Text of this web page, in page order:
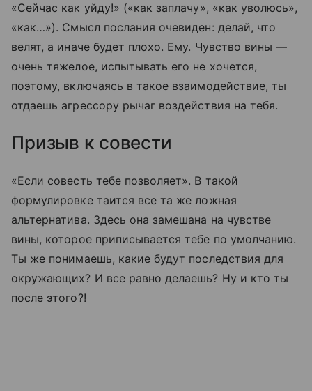
«Сейчас как уйду!» («как заплачу», «как уволюсь»,
«как…»). Смысл послания очевиден: делай, что
велят, а иначе будет плохо. Ему. Чувство вины —
очень тяжелое, испытывать его не хочется,
поэтому, включаясь в такое взаимодействие, ты
отдаешь агрессору рычаг воздействия на тебя.
Призыв к совести
«Если совесть тебе позволяет». В такой
формулировке таится все та же ложная
альтернатива. Здесь она замешана на чувстве
вины, которое приписывается тебе по умолчанию.
Ты же понимаешь, какие будут последствия для
окружающих? И все равно делаешь? Ну и кто ты
после этого?!